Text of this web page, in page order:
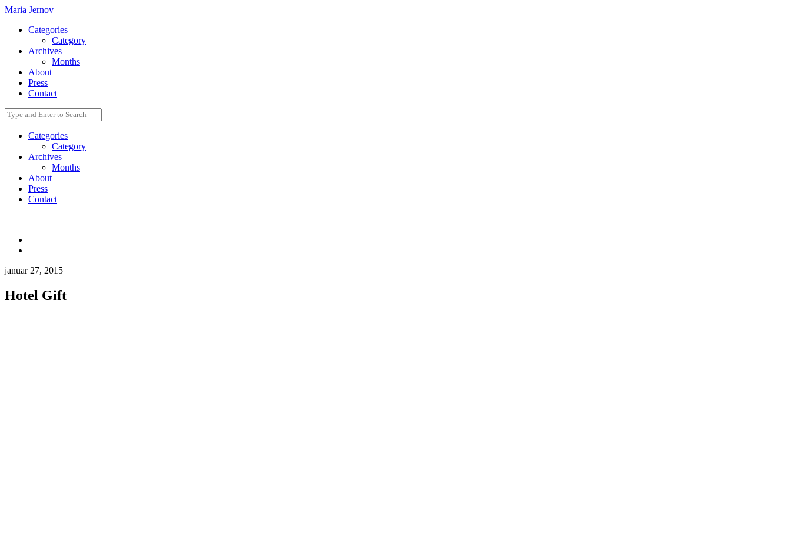
Maria Jernov
Categories
Category
Archives
Months
About
Press
Contact
Categories
Category
Archives
Months
About
Press
Contact
januar 27, 2015
Hotel Gift